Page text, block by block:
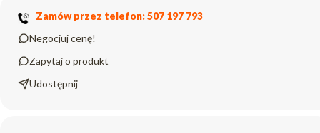
Zamów przez telefon: 507 197 793
Negocjuj cenę!
Zapytaj o produkt
Udostępnij